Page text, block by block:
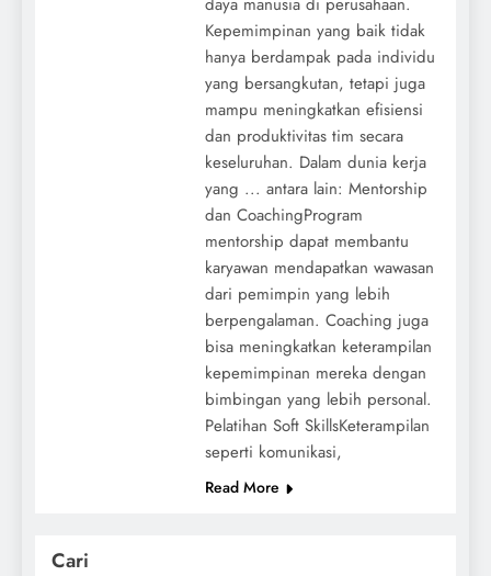
Kepemimpinan yang baik tidak
hanya berdampak pada individu
yang bersangkutan, tetapi juga
mampu meningkatkan efisiensi
dan produktivitas tim secara
keseluruhan. Dalam dunia kerja
yang ... antara lain: Mentorship
dan CoachingProgram
mentorship dapat membantu
karyawan mendapatkan wawasan
dari pemimpin yang lebih
berpengalaman. Coaching juga
bisa meningkatkan keterampilan
kepemimpinan mereka dengan
bimbingan yang lebih personal.
Pelatihan Soft SkillsKeterampilan
seperti komunikasi,
Read More
Cari